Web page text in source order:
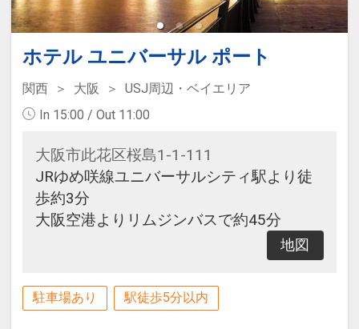
ホテル ユニバーサル ポート
関西 大阪
USJ周辺・ベイエリア
In 15:00 / Out 11:00
大阪市此花区桜島1-1-111
JRゆめ咲線ユニバーサルシティ駅より徒
歩約3分
大阪空港よりリムジンバスで約45分
地図
駐車場あり 駅徒歩5分以内